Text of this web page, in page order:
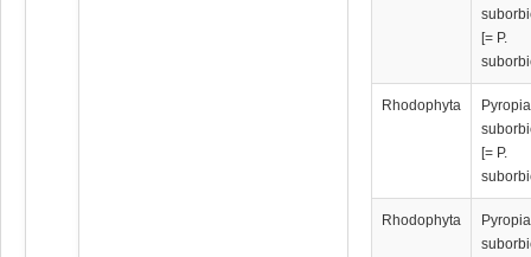
[= P.
Rhodophyta
Pyropia
[= P.
Rhodophyta
Pyropia